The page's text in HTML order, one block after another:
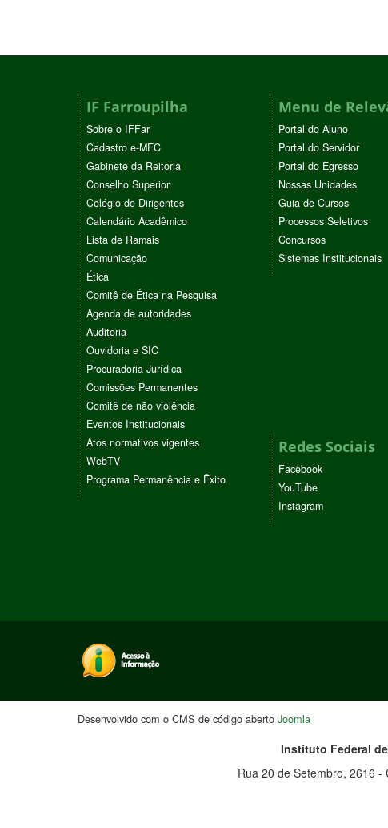
IF Farroupilha
Sobre o IFFar
Cadastro e-MEC
Gabinete da Reitoria
Conselho Superior
Colégio de Dirigentes
Calendário Acadêmico
Lista de Ramais
Comunicação
Ética
Comitê de Ética na Pesquisa
Agenda de autoridades
Auditoria
Ouvidoria e SIC
Procuradoria Jurídica
Comissões Permanentes
Comitê de não violência
Eventos Institucionais
Atos normativos vigentes
WebTV
Programa Permanência e Êxito
Menu de
Portal do Aluno
Portal do Servidor
Portal do Egresso
Nossas Unidades
Guia de Cursos
Processos Seletivos
Concursos
Sistemas Institucionais
Redes Sociais
Facebook
YouTube
Instagram
Desenvolvido com o CMS de código aberto Joomla
Instituto Federal
Rua 20 de Setembro, 2616 -